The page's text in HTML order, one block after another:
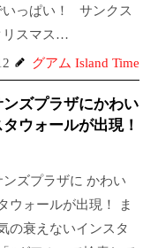
いっぱい！ サンクス
リスマス…
グアム Island Time
ンズプラザにかわい
ウォールが出現！
ズプラザに かわい
ウォールが出現！ ま
の衰えないインスタ